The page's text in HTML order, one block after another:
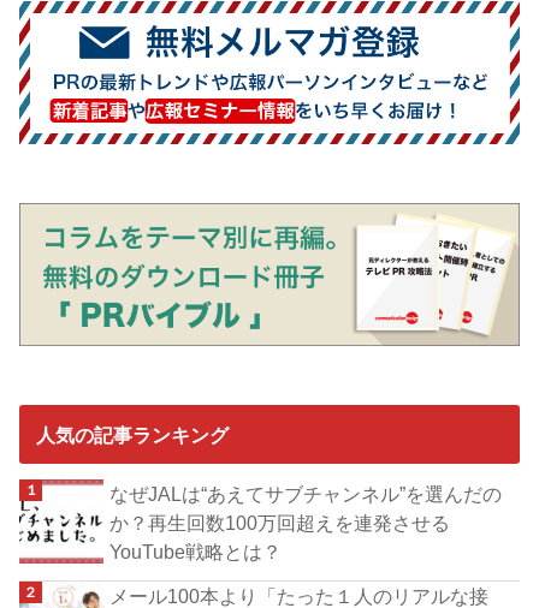
人気の記事ランキング
なぜJALは“あえてサブチャンネル”を選んだの
か？再生回数100万回超えを連発させる
YouTube戦略とは？
メール100本より「たった１人のリアルな接